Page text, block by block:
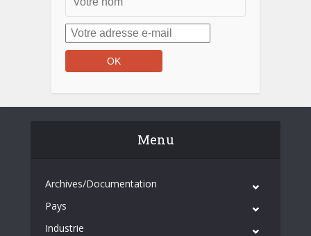
Menu
Archives/Documentation
Pays
Industrie